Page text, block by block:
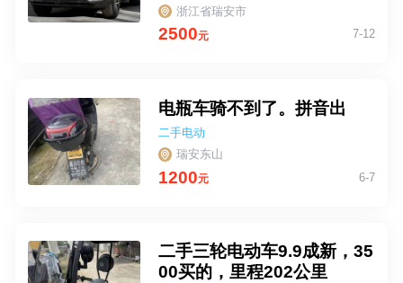
车 浙江省瑞安市
2500元 7-12
电瓶车骑不到了。拼音出
二手电动
车 瑞安东山
1200元 6-7
二手三轮电动车9.9成新，35
00买的，里程202公里